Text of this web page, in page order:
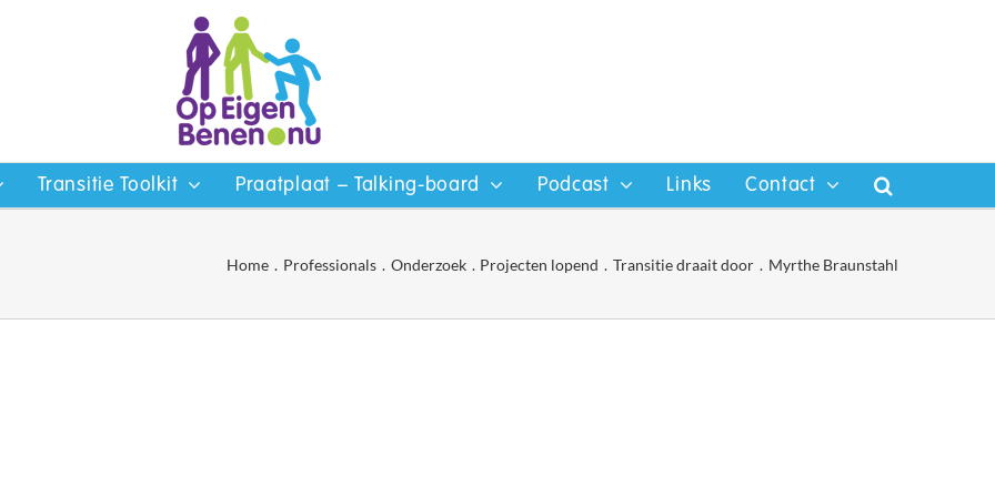
Transitie Toolkit Praatplaat – Talking-board Podcast Links Contact
Home Professionals Onderzoek Projecten lopend Transitie draait door Myrthe Braunstahl